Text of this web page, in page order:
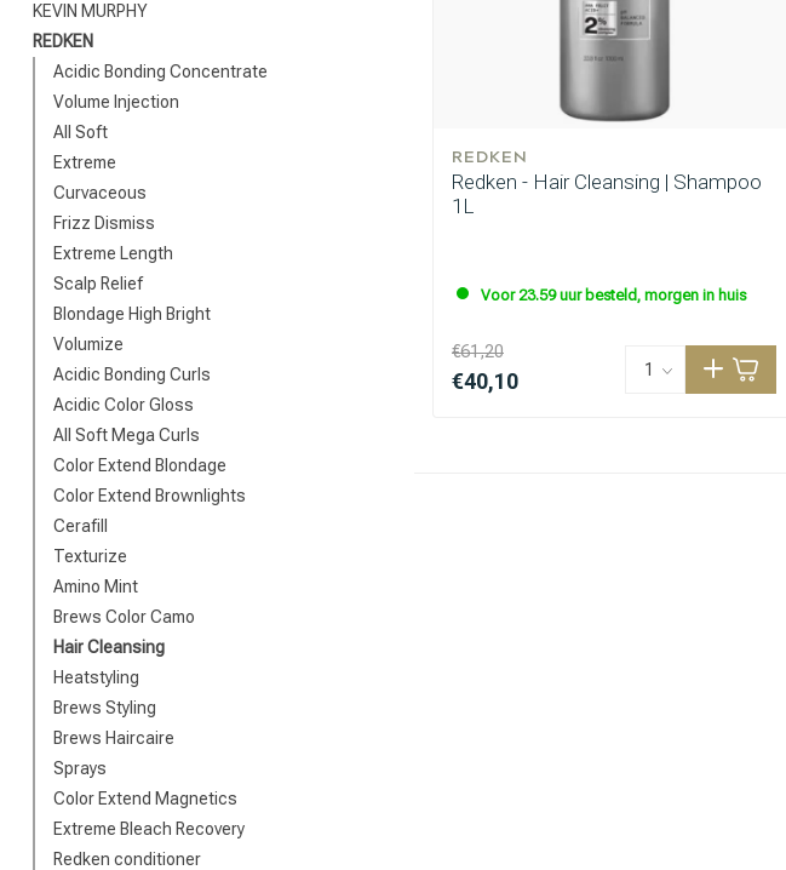
KEVIN MURPHY
REDKEN
Acidic Bonding Concentrate
Volume Injection
All Soft
Extreme
Curvaceous
Frizz Dismiss
Extreme Length
Scalp Relief
Blondage High Bright
Volumize
Acidic Bonding Curls
Acidic Color Gloss
All Soft Mega Curls
Color Extend Blondage
Color Extend Brownlights
Cerafill
Texturize
Amino Mint
Brews Color Camo
Hair Cleansing
Heatstyling
Brews Styling
Brews Haircaire
Sprays
Color Extend Magnetics
Extreme Bleach Recovery
Redken conditioner
REDKEN
Redken - Hair Cleansing | Shampoo
1L
Voor 23.59 uur besteld, morgen in huis
€61,20
€40,10